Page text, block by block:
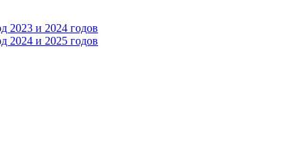
2023 и 2024 годов
2024 и 2025 годов